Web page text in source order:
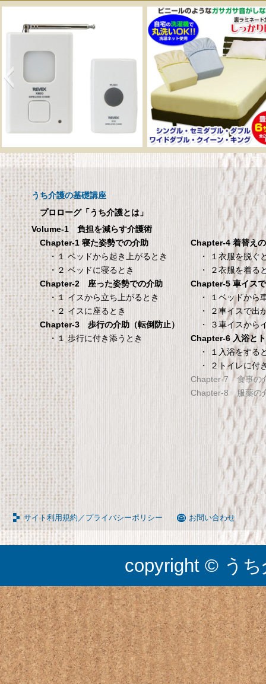
呼び出しチャイムセット
X810
呼び出しチャイムセット X810
メーカー直販 ベッ
ックスシーツ 防水
ツ 【介護シーツ･ベ
用防水シーツ】シ
100×200×30cm ク
メーカー直販 ベッド用ボ
シーツ 防水シーツ 【介護
ベッド用防水シーツ】シ
100×200×30cm クリー
タンスのゲン 介護用ベ
ッドテーブル キャスタ
ー付き 伸縮式 高さ調節
可能 Licht リヒト
65090050BR
タンスのゲン 介護用ベッドテー
ブル キャスター付き 伸縮式 高さ
調節可能 Licht リヒト
65090050BR
TANITA 【乗った人
タリと当てる「乗
機能」搭載】 体組
ホワイト BC-754-
TANITA 【乗った人をピタ
てる「乗るピタ機能」搭
組成計 ホワイト BC-754-
うち介護の基礎講座
プロローグ「うち介護とは」
Volume-1 負担を減らす介護術
Chapter-1 寝た姿勢での介助
・１ ベッドから起き上がるとき
・２ ベッドに寝るとき
Chapter-2 座った姿勢での介助
・１ イスから立ち上がるとき
・２ イスに座るとき
Chapter-3 歩行の介助（転倒防止）
・１ 歩行に付き添うとき
Chapter-4 着替え
・ １衣服を脱ぐ
・ ２衣服を着る
Chapter-5 車イス
・ １ベッドから
・ ２車イスで出
・ ３車イスから
Chapter-6 入浴と
・ １入浴をする
・ ２トイレに付
Chapter-7 食事の
Chapter-8 服薬の
サイト利用規約／プライバシーポリシー お問い合わせ
copyright © う